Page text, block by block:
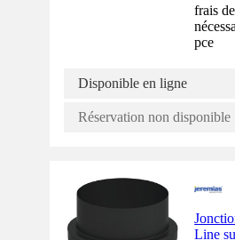
frais
pce
Disponible en ligne
Réservation non disponible
Line